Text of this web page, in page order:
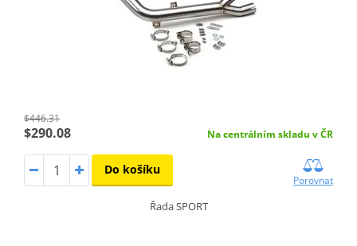
$446.31
$290.08 Na centrálním skladu v ČR
Do košíku
Porovnat
Řada SPORT